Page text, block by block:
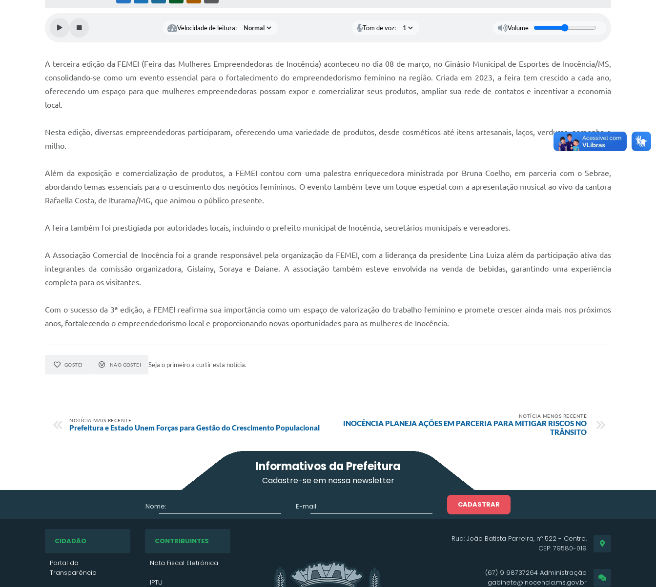
Velocidade de leitura: Tom de voz: Volume
A terceira edição da FEMEI (Feira das Mulheres Empreendedoras de Inocência) aconteceu no dia 08 de março, no Ginásio Municipal de Esportes de Inocência/MS,
consolidando-se como um evento essencial para o fortalecimento do empreendedorismo feminino na região. Criada em 2023, a feira tem crescido a cada ano,
oferecendo um espaço para que mulheres empreendedoras possam expor e comercializar seus produtos, ampliar sua rede de contatos e incentivar a economia
local.
Nesta edição, diversas empreendedoras participaram, oferecendo uma variedade de produtos, desde cosméticos até itens artesanais, laços, verduras, pamonha e
milho.
Além da exposição e comercialização de produtos, a FEMEI contou com uma palestra enriquecedora ministrada por Bruna Coelho, em parceria com o Sebrae,
abordando temas essenciais para o crescimento dos negócios femininos. O evento também teve um toque especial com a apresentação musical ao vivo da cantora
Rafaella Costa, de Iturama/MG, que animou o público presente.
A feira também foi prestigiada por autoridades locais, incluindo o prefeito municipal de Inocência, secretários municipais e vereadores.
A Associação Comercial de Inocência foi a grande responsável pela organização da FEMEI, com a liderança da presidente Lina Luiza além da participação ativa das
integrantes da comissão organizadora, Gislainy, Soraya e Daiane. A associação também esteve envolvida na venda de bebidas, garantindo uma experiência
completa para os visitantes.
Com o sucesso da 3ª edição, a FEMEI reafirma sua importância como um espaço de valorização do trabalho feminino e promete crescer ainda mais nos próximos
anos, fortalecendo o empreendedorismo local e proporcionando novas oportunidades para as mulheres de Inocência.
GOSTEI NÃO GOSTEI Seja o primeiro a curtir esta notícia.
NOTÍCIA MAIS RECENTE
Prefeitura e Estado Unem Forças para Gestão do Crescimento Populacional
NOTÍCIA MENOS RECENTE
INOCÊNCIA PLANEJA AÇÕES EM PARCERIA PARA MITIGAR RISCOS NO
TRÂNSITO
Informativos da Prefeitura
Cadastre-se em nossa newsletter
Nome: E-mail: CADASTRAR
CIDADÃO
Portal da
Transparência
CONTRIBUINTES
Nota Fiscal Eletrônica
IPTU
Rua: João Batista Parreira, nº 522 - Centro,
CEP: 79580-019
(67) 9 98737264 Administração
gabinete@inocencia.ms.gov.br